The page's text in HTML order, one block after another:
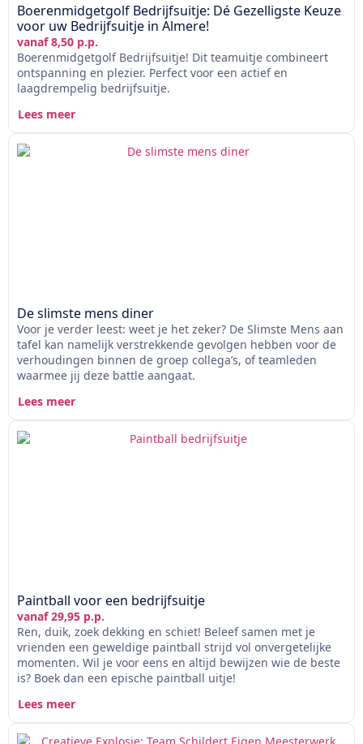
Boerenmidgetgolf Bedrijfsuitje: Dé Gezelligste Keuze
voor uw Bedrijfsuitje in Almere!
vanaf 8,50 p.p.
Boerenmidgetgolf Bedrijfsuitje! Dit teamuitje combineert
ontspanning en plezier. Perfect voor een actief en
laagdrempelig bedrijfsuitje.
Lees meer
De slimste mens diner
Voor je verder leest: weet je het zeker? De Slimste Mens aan
tafel kan namelijk verstrekkende gevolgen hebben voor de
verhoudingen binnen de groep collega’s, of teamleden
waarmee jij deze battle aangaat.
Lees meer
Paintball voor een bedrijfsuitje
vanaf 29,95 p.p.
Ren, duik, zoek dekking en schiet! Beleef samen met je
vrienden een geweldige paintball strijd vol onvergetelijke
momenten. Wil je voor eens en altijd bewijzen wie de beste
is? Boek dan een epische paintball uitje!
Lees meer